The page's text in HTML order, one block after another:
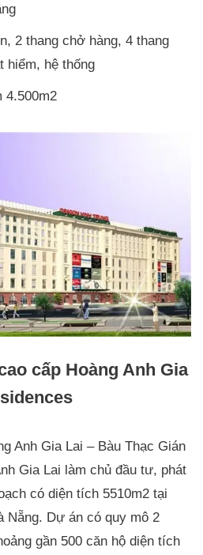
2 thang chở hàng, 4 thang
hiểm, hệ thống
4.500m2
cấp Hoàng Anh Gia
Anh Gia Lai – Bàu Thạc Gián
Gia Lai làm chủ đầu tư, phát
có diện tích 5510m2 tại
Nẵng. Dự án có quy mô 2
gần 500 căn hộ diện tích